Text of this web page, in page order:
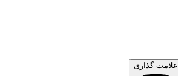
علامت گذاری